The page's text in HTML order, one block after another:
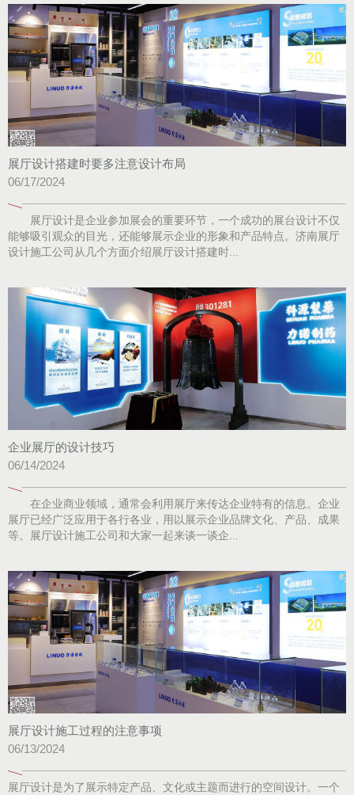
展厅设计搭建时要多注意设计布局
06/17/2024
展厅设计是企业参加展会的重要环节，一个成功的展台设计不仅
能够吸引观众的目光，还能够展示企业的形象和产品特点。济南展厅
设计施工公司从几个方面介绍展厅设计搭建时...
企业展厅的设计技巧
06/14/2024
在企业商业领域，通常会利用展厅来传达企业特有的信息。企业
展厅已经广泛应用于各行各业，用以展示企业品牌文化、产品、成果
等。展厅设计施工公司和大家一起来谈一谈企...
展厅设计施工过程的注意事项
06/13/2024
展厅设计是为了展示特定产品、文化或主题而进行的空间设计。一个